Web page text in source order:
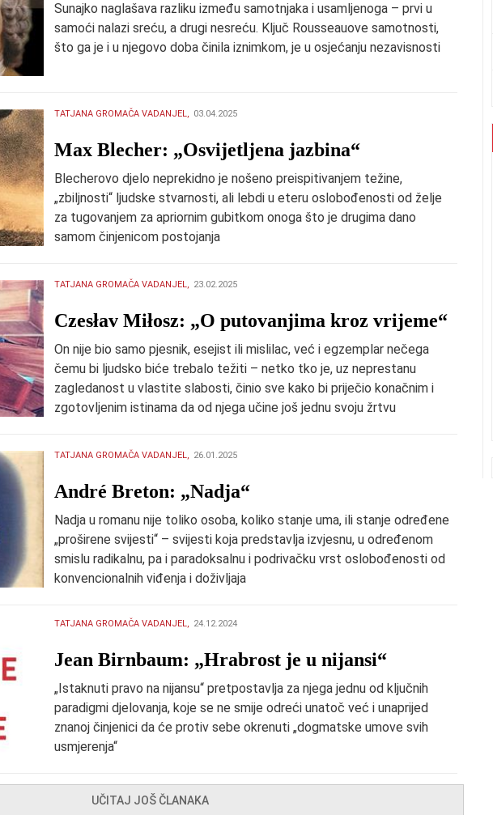
Sunajko naglašava razliku između samotnjaka i usamljenoga – prvi u
samoći nalazi sreću, a drugi nesreću. Ključ Rousseauove samotnosti,
što ga je i u njegovo doba činila iznimkom, je u osjećanju nezavisnosti
TATJANA GROMAČA VADANJEL, 03.04.2025
​Max Blecher: „Osvijetljena jazbina“
Blecherovo djelo neprekidno je nošeno preispitivanjem težine,
„zbiljnosti“ ljudske stvarnosti, ali lebdi u eteru oslobođenosti od želje
za tugovanjem za apriornim gubitkom onoga što je drugima dano
samom činjenicom postojanja
TATJANA GROMAČA VADANJEL, 23.02.2025
Czesłav Miłosz: „O putovanjima kroz vrijeme“
On nije bio samo pjesnik, esejist ili mislilac, već i egzemplar nečega
čemu bi ljudsko biće trebalo težiti – netko tko je, uz neprestanu
zagledanost u vlastite slabosti, činio sve kako bi priječio konačnim i
zgotovljenim istinama da od njega učine još jednu svoju žrtvu
TATJANA GROMAČA VADANJEL, 26.01.2025
​André Breton: „Nadja“
Nadja u romanu nije toliko osoba, koliko stanje uma, ili stanje određene
„proširene svijesti“ – svijesti koja predstavlja izvjesnu, u određenom
smislu radikalnu, pa i paradoksalnu i podrivačku vrst oslobođenosti od
konvencionalnih viđenja i doživljaja
TATJANA GROMAČA VADANJEL, 24.12.2024
​Jean Birnbaum: „Hrabrost je u nijansi“
„Istaknuti pravo na nijansu“ pretpostavlja za njega jednu od ključnih
paradigmi djelovanja, koje se ne smije odreći unatoč već i unaprijed
znanoj činjenici da će protiv sebe okrenuti „dogmatske umove svih
usmjerenja“
UČITAJ JOŠ ČLANAKA